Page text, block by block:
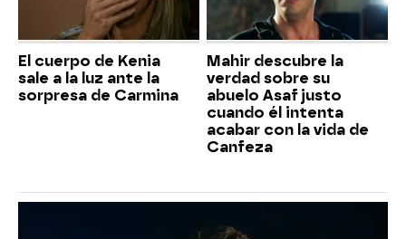
El cuerpo de Kenia
sale a la luz ante la
sorpresa de Carmina
Mahir descubre la
verdad sobre su
abuelo Asaf justo
cuando él intenta
acabar con la vida de
Canfeza